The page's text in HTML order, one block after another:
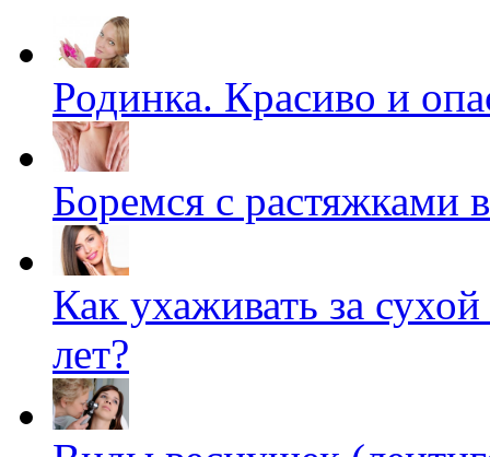
будете смеяться долго
Родинка. Красиво и
Боремся с растяжками
Как ухаживать за
лет?